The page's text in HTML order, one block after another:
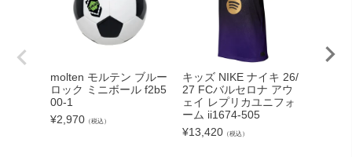
molten モルテン ブルー
ロック ミニボール f2b5
00-1
¥2,970 （税込）
キッズ NIKE ナイキ 26/
27 FCバルセロナ アウ
ェイ レプリカユニフォ
ーム ii1674-505
¥13,420 （税込）